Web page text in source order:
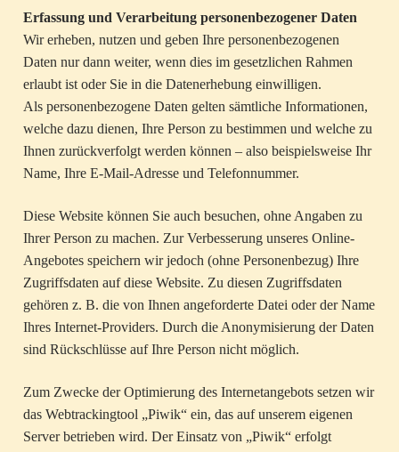
Erfassung und Verarbeitung personenbezogener Daten
Wir erheben, nutzen und geben Ihre personenbezogenen
Daten nur dann weiter, wenn dies im gesetzlichen Rahmen
erlaubt ist oder Sie in die Datenerhebung einwilligen.
Als personenbezogene Daten gelten sämtliche Informationen,
welche dazu dienen, Ihre Person zu bestimmen und welche zu
Ihnen zurückverfolgt werden können – also beispielsweise Ihr
Name, Ihre E-Mail-Adresse und Telefonnummer.
Diese Website können Sie auch besuchen, ohne Angaben zu
Ihrer Person zu machen. Zur Verbesserung unseres Online-
Angebotes speichern wir jedoch (ohne Personenbezug) Ihre
Zugriffsdaten auf diese Website. Zu diesen Zugriffsdaten
gehören z. B. die von Ihnen angeforderte Datei oder der Name
Ihres Internet-Providers. Durch die Anonymisierung der Daten
sind Rückschlüsse auf Ihre Person nicht möglich.
Zum Zwecke der Optimierung des Internetangebots setzen wir
das Webtrackingtool „Piwik“ ein, das auf unserem eigenen
Server betrieben wird. Der Einsatz von „Piwik“ erfolgt